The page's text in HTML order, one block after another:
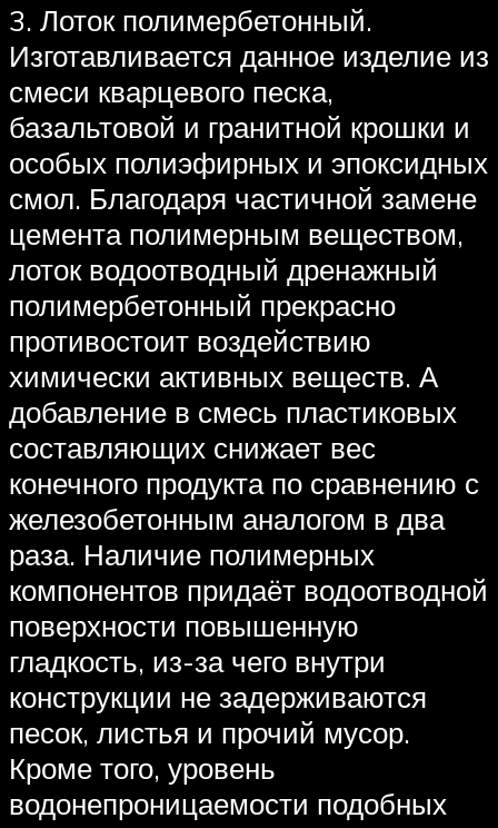
3. Лоток полимербетонный.
Изготавливается данное изделие из
смеси кварцевого песка,
базальтовой и гранитной крошки и
особых полиэфирных и эпоксидных
смол. Благодаря частичной замене
цемента полимерным веществом,
лоток водоотводный дренажный
полимербетонный прекрасно
противостоит воздействию
химически активных веществ. А
добавление в смесь пластиковых
составляющих снижает вес
конечного продукта по сравнению с
железобетонным аналогом в два
раза. Наличие полимерных
компонентов придаёт водоотводной
поверхности повышенную
гладкость, из-за чего внутри
конструкции не задерживаются
песок, листья и прочий мусор.
Кроме того, уровень
водонепроницаемости подобных